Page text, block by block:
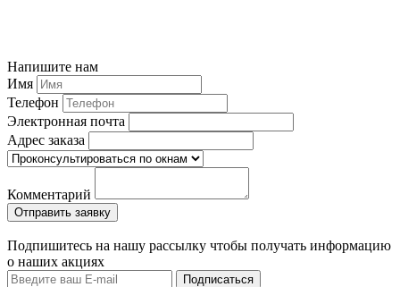
Напишите нам
Имя
Телефон
Электронная почта
Адрес заказа
Комментарий
Подпишитесь на нашу рассылку чтобы получать информацию
о наших акциях
Подписаться